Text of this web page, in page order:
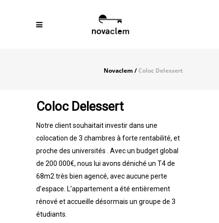
Novaclem / Coloc Delessert
Coloc Delessert
Notre client souhaitait investir dans une
colocation de 3 chambres à forte rentabilité, et
proche des universités . Avec un budget global
de 200 000€, nous lui avons déniché un T4 de
68m2 très bien agencé, avec aucune perte
d’espace. L’appartement a été entièrement
rénové et accueille désormais un groupe de 3
étudiants.